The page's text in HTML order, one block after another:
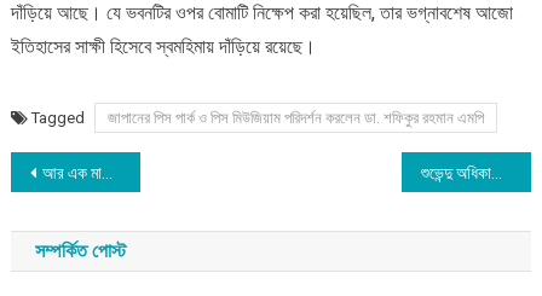
দাঁড়িয়ে আছে। যে ভবনটির ওপর বোমাটি নিক্ষেপ করা হয়েছিল, তার ভগ্নাবশেষ আজো
ইতিহাসের সাক্ষী হিসেবে স্বমহিমায় দাঁড়িয়ে রয়েছে।
Tagged জাপানের পিস পার্ক ও পিস মিউজিয়াম পরিদর্শন করলেন ডা. শফিকুর রহমান এমপি
Post
navigation
আর এক মাসের অপেক্ষা, হাঁড়িভাঙা আম ঘিরে রংপুরে ২৫০ কোটির বাণিজ্যের হাতছানি শুভেন্দু অধিকারীর সহকারীকে গুলি করে হত্যা
সম্পর্কিত পোস্ট